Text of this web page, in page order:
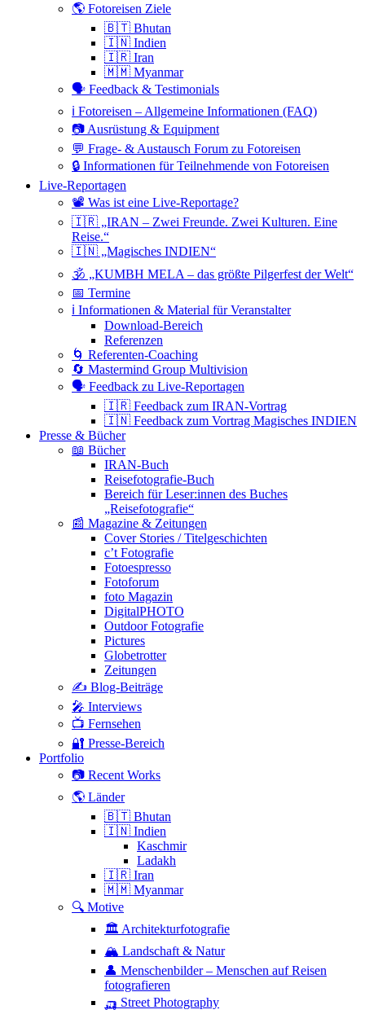
🌎 Fotoreisen Ziele
🇧🇹 Bhutan
🇮🇳 Indien
🇮🇷 Iran
🇲🇲 Myanmar
🗣 Feedback & Testimonials
ℹ️ Fotoreisen – Allgemeine Informationen (FAQ)
📷 Ausrüstung & Equipment
💬 Frage- & Austausch Forum zu Fotoreisen
🔒 Informationen für Teilnehmende von Fotoreisen
Live-Reportagen
📽 Was ist eine Live-Reportage?
🇮🇷 „IRAN – Zwei Freunde. Zwei Kulturen. Eine
Reise.“
🇮🇳 „Magisches INDIEN“
🕉 „KUMBH MELA – das größte Pilgerfest der Welt“
📅 Termine
ℹ️ Informationen & Material für Veranstalter
Download-Bereich
Referenzen
🌀 Referenten-Coaching
🔄 Mastermind Group Multivision
🗣 Feedback zu Live-Reportagen
🇮🇷 Feedback zum IRAN-Vortrag
🇮🇳 Feedback zum Vortrag Magisches INDIEN
Presse & Bücher
📖 Bücher
IRAN-Buch
Reisefotografie-Buch
Bereich für Leser:innen des Buches
„Reisefotografie“
📰 Magazine & Zeitungen
Cover Stories / Titelgeschichten
c’t Fotografie
Fotoespresso
Fotoforum
foto Magazin
DigitalPHOTO
Outdoor Fotografie
Pictures
Globetrotter
Zeitungen
✍️ Blog-Beiträge
🎤 Interviews
📺 Fernsehen
🔐 Presse-Bereich
Portfolio
📷 Recent Works
🌎 Länder
🇧🇹 Bhutan
🇮🇳 Indien
Kaschmir
Ladakh
🇮🇷 Iran
🇲🇲 Myanmar
🔍 Motive
🏛 Architekturfotografie
🏔 Landschaft & Natur
👤 Menschenbilder – Menschen auf Reisen
fotografieren
🛺 Street Photography